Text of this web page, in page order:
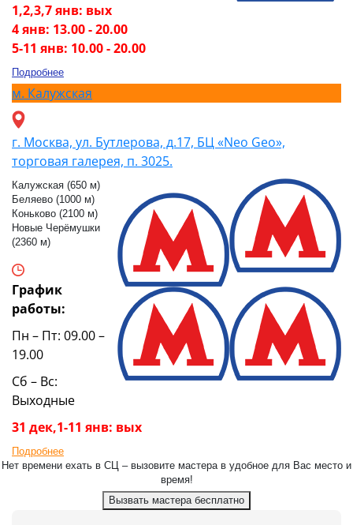
1,2,3,7 янв: вых
4 янв: 13.00 - 20.00
5-11 янв: 10.00 - 20.00
Подробнее
м. Калужская
г. Москва, ул. Бутлерова, д.17, БЦ «Neo Geo»,
торговая галерея, п. 3025.
Калужская (650 м)
Беляево (1000 м)
Коньково (2100 м)
Новые Черёмушки
(2360 м)
График
работы:
Пн – Пт: 09.00 –
19.00
Сб – Вс:
Выходные
31 дек,1-11 янв: вых
Подробнее
Нет времени ехать в СЦ – вызовите мастера в удобное для Вас место и
время!
Вызвать мастера бесплатно